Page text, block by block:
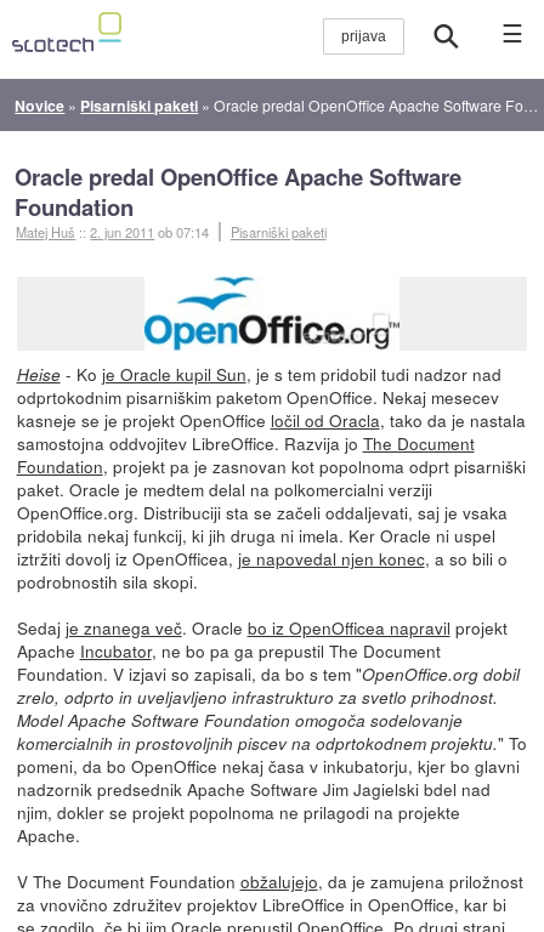
☰
Novice » Pisarniški paketi »Oracle predal OpenOffice Apache Software Foundation
Oracle predal OpenOffice Apache Software
Foundation
Matej Huš ::2. jun 2011 ob 07:14 Pisarniški paketi
Heise- Ko je Oracle kupil Sun, je s tem pridobil tudi nadzor nad
odprtokodnim pisarniškim paketom OpenOffice. Nekaj mesecev
kasneje se je projekt OpenOffice ločil od Oracla, tako da je nastala
samostojna oddvojitev LibreOffice. Razvija jo The Document
Foundation, projekt pa je zasnovan kot popolnoma odprt pisarniški
paket. Oracle je medtem delal na polkomercialni verziji
OpenOffice.org. Distribuciji sta se začeli oddaljevati, saj je vsaka
pridobila nekaj funkcij, ki jih druga ni imela. Ker Oracle ni uspel
iztržiti dovolj iz OpenOfficea, je napovedal njen konec, a so bili o
podrobnostih sila skopi.
Sedaj je znanega več. Oracle bo iz OpenOfficea napravil projekt
Apache Incubator, ne bo pa ga prepustil The Document
Foundation. V izjavi so zapisali, da bo s tem "OpenOffice.org dobil
zrelo, odprto in uveljavljeno infrastrukturo za svetlo prihodnost.
Model Apache Software Foundation omogoča sodelovanje
komercialnih in prostovoljnih piscev na odprtokodnem projektu." To
pomeni, da bo OpenOffice nekaj časa v inkubatorju, kjer bo glavni
nadzornik predsednik Apache Software Jim Jagielski bdel nad
njim, dokler se projekt popolnoma ne prilagodi na projekte
Apache.
V The Document Foundation obžalujejo, da je zamujena priložnost
za vnovično združitev projektov LibreOffice in OpenOffice, kar bi